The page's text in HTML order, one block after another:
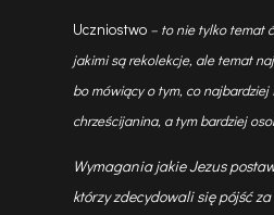
Uczniostwo – to nie tylko temat
jakimi są rekolekcje, ale temat
bo mówiący o tym, co
chrześcijanina, a tym bardziej
Wymagania jakie Jezus
którzy zdecydowali się pójść